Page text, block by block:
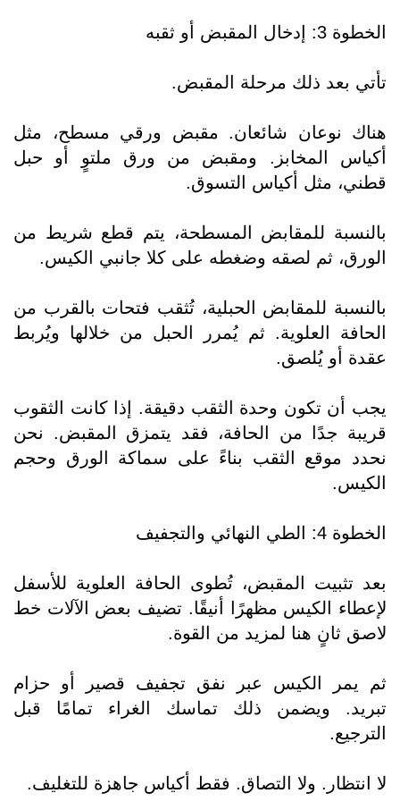
الخطوة 3: إدخال المقبض أو ثقبه
تأتي بعد ذلك مرحلة المقبض.
هناك نوعان شائعان. مقبض ورقي مسطح، مثل
أكياس المخابز. ومقبض من ورق ملتوٍ أو حبل
قطني، مثل أكياس التسوق.
بالنسبة للمقابض المسطحة، يتم قطع شريط من
الورق، ثم لصقه وضغطه على كلا جانبي الكيس.
بالنسبة للمقابض الحبلية، تُثقب فتحات بالقرب من
الحافة العلوية. ثم يُمرر الحبل من خلالها ويُربط
عقدة أو يُلصق.
يجب أن تكون وحدة الثقب دقيقة. إذا كانت الثقوب
قريبة جدًا من الحافة، فقد يتمزق المقبض. نحن
نحدد موقع الثقب بناءً على سماكة الورق وحجم
الكيس.
الخطوة 4: الطي النهائي والتجفيف
بعد تثبيت المقبض، تُطوى الحافة العلوية للأسفل
لإعطاء الكيس مظهرًا أنيقًا. تضيف بعض الآلات خط
لاصق ثانٍ هنا لمزيد من القوة.
ثم يمر الكيس عبر نفق تجفيف قصير أو حزام
تبريد. ويضمن ذلك تماسك الغراء تمامًا قبل
الترجيع.
لا انتظار. ولا التصاق. فقط أكياس جاهزة للتغليف.